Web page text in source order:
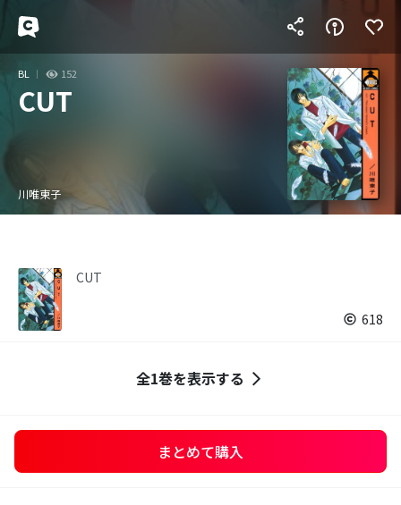
BL 152
CUT
川唯東子
CUT
618
全1巻を表示する
まとめて購入